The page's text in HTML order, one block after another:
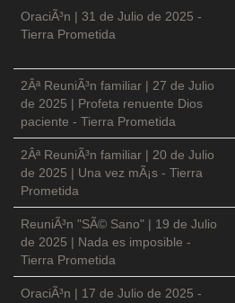
OraciÃ³n | 31 de Julio de 2025 -
Tierra Prometida
2Âª ReuniÃ³n familiar | 27 de Julio
de 2025 | Profeta renuente Dios
paciente - Tierra Prometida
2Âª ReuniÃ³n familiar | 20 de Julio
de 2025 | Una vez mÃ¡s - Tierra
Prometida
ReuniÃ³n "SÃ© Sano" | 19 de Julio
de 2025 | Nada es imposible -
Tierra Prometida
OraciÃ³n | 17 de Julio de 2025 -